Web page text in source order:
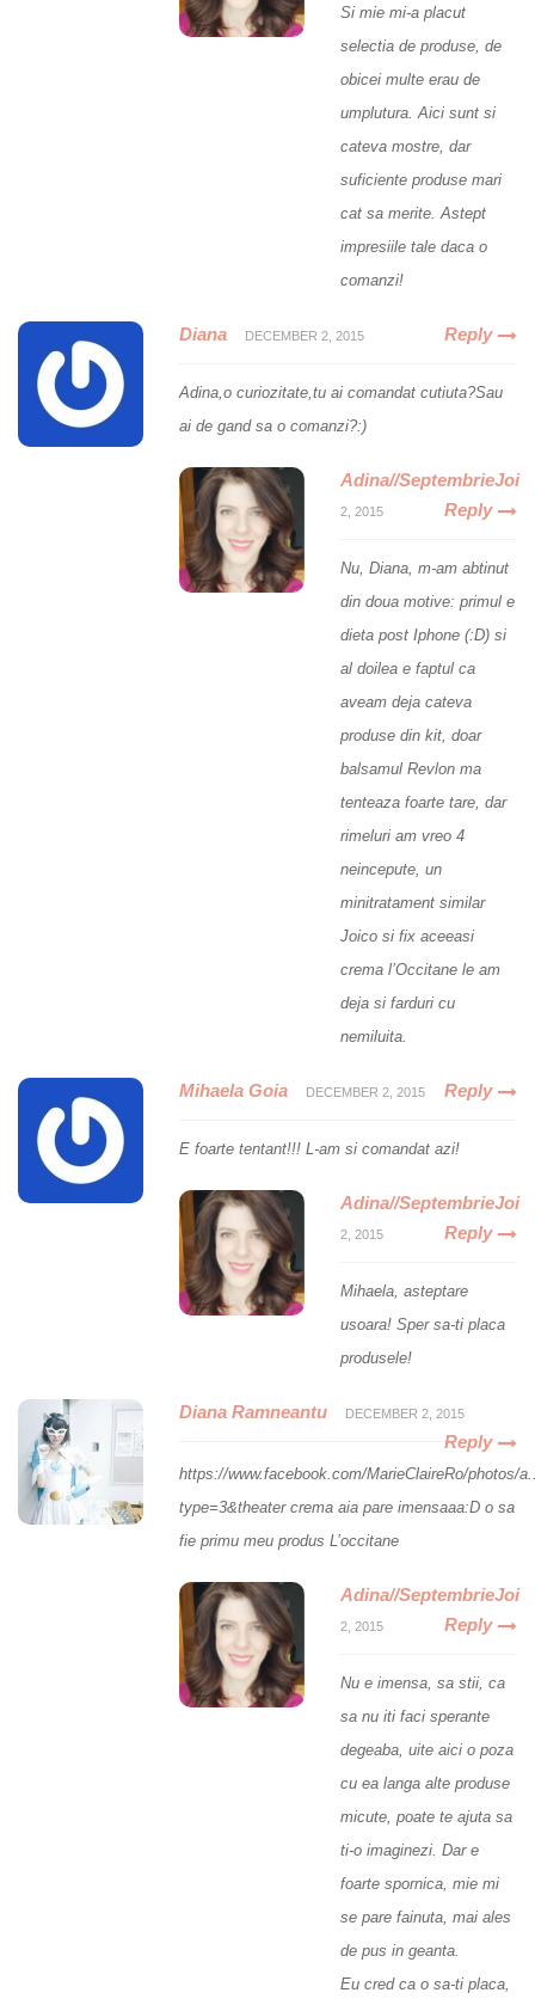
Si mie mi-a placut
selectia de produse, de
obicei multe erau de
umplutura. Aici sunt si
cateva mostre, dar
suficiente produse mari
cat sa merite. Astept
impresiile tale daca o
comanzi!
Diana DECEMBER 2, 2015 Reply
Adina,o curiozitate,tu ai comandat cutiuta?Sau
ai de gand sa o comanzi?:)
Adina//SeptembrieJoi
2, 2015 Reply
Nu, Diana, m-am abtinut
din doua motive: primul e
dieta post Iphone (:D) si
al doilea e faptul ca
aveam deja cateva
produse din kit, doar
balsamul Revlon ma
tenteaza foarte tare, dar
rimeluri am vreo 4
neincepute, un
minitratament similar
Joico si fix aceeasi
crema l’Occitane le am
deja si farduri cu
nemiluita.
Mihaela Goia DECEMBER 2, 2015 Reply
E foarte tentant!!! L-am si comandat azi!
Adina//SeptembrieJoi
2, 2015 Reply
Mihaela, asteptare
usoara! Sper sa-ti placa
produsele!
Diana Ramneantu DECEMBER 2, 2015
Reply
https://www.facebook.com/MarieClaireRo/photos/
type=3&theatercrema aia pare imensaaa:D o sa
fie primu meu produs L’occitane
Adina//SeptembrieJoi
2, 2015 Reply
Nu e imensa, sa stii, ca
sa nu iti faci sperante
degeaba, uite aici o poza
cu ea langa alte produse
micute, poate te ajuta sa
ti-o imaginezi. Dar e
foarte spornica, mie mi
se pare fainuta, mai ales
de pus in geanta.
Eu cred ca o sa-ti placa,